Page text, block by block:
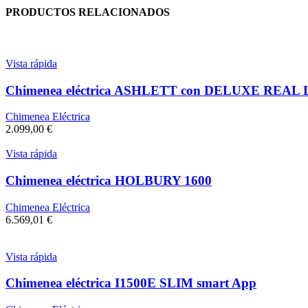
PRODUCTOS RELACIONADOS
Vista rápida
Chimenea eléctrica ASHLETT con DELUXE REAL
Chimenea Eléctrica
2.099,00 €
Vista rápida
Chimenea eléctrica HOLBURY 1600
Chimenea Eléctrica
6.569,01 €
Vista rápida
Chimenea eléctrica I1500E SLIM smart App